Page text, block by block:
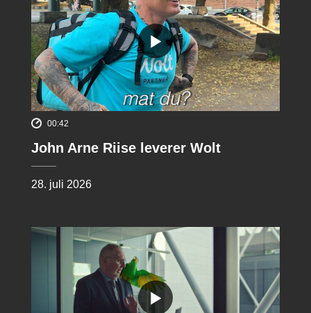
00:42
John Arne Riise leverer Wolt
28. juli 2026